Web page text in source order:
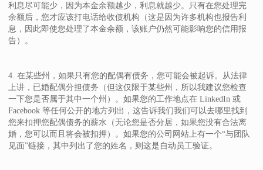
利息尽可能少，因为本金余额越少，利息就越少。只有在您处理完
余额后，您才应该打电话给收债机构（这是因为许多机构也报告利
息，因此即使您处理了本金余额，该账户仍然可能影响您的信用报
告）。
4. 在某些州，如果只有您的配偶有债务，您可能会被起诉。从法律
上讲，已婚配偶分担债务（但这仅限于某些州，所以我建议您检查
一下您是否属于其中一个州）。如果您的工作地点在 LinkedIn 或
Facebook 等任何公开的地方列出，这告诉我们我们可以去哪里找到
您来扣押您配偶债务的薪水（无论您是否分居，如果您没有合法离
婚，您可以而且将会被扣押）。如果您的公司网站上有一个“与团队
见面”链接，其中列出了您的姓名，则这是自动员工验证。